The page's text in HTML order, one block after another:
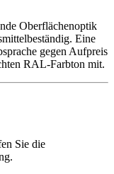
Oberflächenoptik
Eine
gegen Aufpreis
RAL-Farbton mit.
Sie die